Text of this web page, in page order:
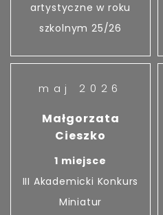
artystyczne w roku
szkolnym 25/26
maj 2026
Małgorzata
Cieszko
1 miejsce
III Akademicki Konkurs
Miniatur